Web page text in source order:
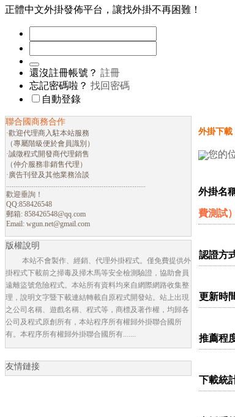
正體中文外掛發佈平台，讓找外掛不再困難！
還沒註冊帳號？ 註冊
忘記密碼啦？ 找回密碼
自動登錄
聯合國商務合作
·歡迎代理商入駐本站服務
（專屬階級便於會員識別）
·誠徵程式開發商代理銷售
（仲介服務非銷售代理）
·廣告刊登及其他業務洽談
歡迎垂詢！
QQ:858426548
郵箱: 858426548@qq.com
Email: wgun.net@gmail.com
版權說明
本站不會製作、經銷、代理外掛程式。僅免費提供外
掛程式下載前之掃毒及掃木馬等安全檢測驗證，協助會員
遠離盜號危險程式。本站所有資料均來自網際網路收集整
理，說明文字暨下載連結轉載自原程式開發站。站上出現
之公司名稱、遊戲名稱、程式等，商標及著作權，均歸各
公司及程式原創所有，本站程序所有權歸外掛聯合國所
有。本程序所有權歸外掛聯合國所有.......
友情鏈接
外掛下載
您的
外掛名
費測試）
認證方
更新時
推薦程
下載統